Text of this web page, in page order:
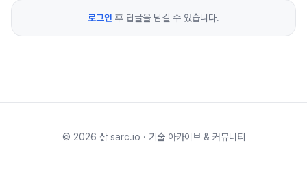
로그인 후 답글을 남길 수 있습니다.
© 2026 삵 sarc.io · 기술 아카이브 & 커뮤니티